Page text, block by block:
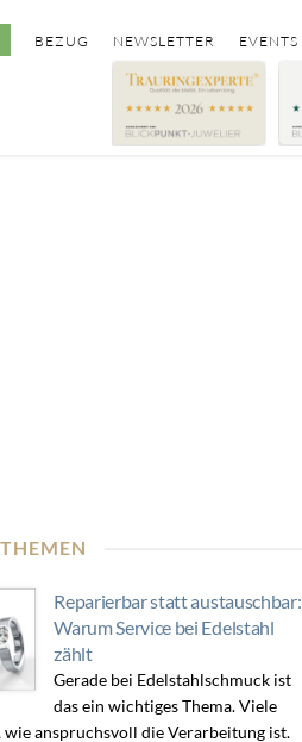
BEZUG NEWSLETTER EVENTS
Reparierbar statt austauschbar:
Warum Service bei Edelstahl
zählt
Gerade bei Edelstahlschmuck ist
das ein wichtiges Thema. Viele
wie anspruchsvoll die Verarbeitung ist.